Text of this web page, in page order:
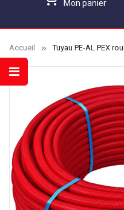
Mon panier
Accueil Tuyau PE-AL PEX